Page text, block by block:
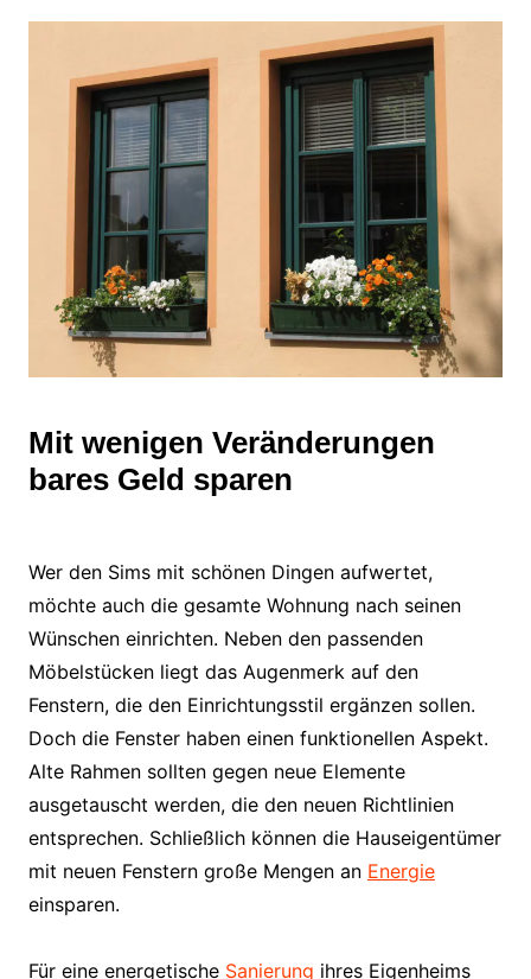
Mit wenigen Veränderungen
bares Geld sparen
Wer den Sims mit schönen Dingen aufwertet,
möchte auch die gesamte Wohnung nach seinen
Wünschen einrichten. Neben den passenden
Möbelstücken liegt das Augenmerk auf den
Fenstern, die den Einrichtungsstil ergänzen sollen.
Doch die Fenster haben einen funktionellen Aspekt.
Alte Rahmen sollten gegen neue Elemente
ausgetauscht werden, die den neuen Richtlinien
entsprechen. Schließlich können die Hauseigentümer
mit neuen Fenstern große Mengen an Energie
einsparen.
Für eine energetische Sanierung ihres Eigenheims